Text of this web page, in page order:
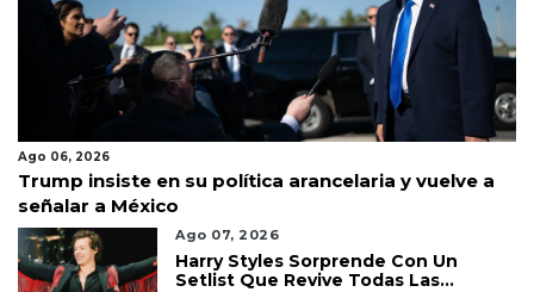
Ago 06, 2026
Trump insiste en su política arancelaria y vuelve a
señalar a México
Ago 07, 2026
Harry Styles Sorprende Con Un
Setlist Que Revive Todas Las